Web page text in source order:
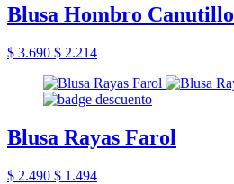
Blusa Hombro Canutillo
$ 3.690 $ 2.214
Blusa Rayas Farol
$ 2.490 $ 1.494